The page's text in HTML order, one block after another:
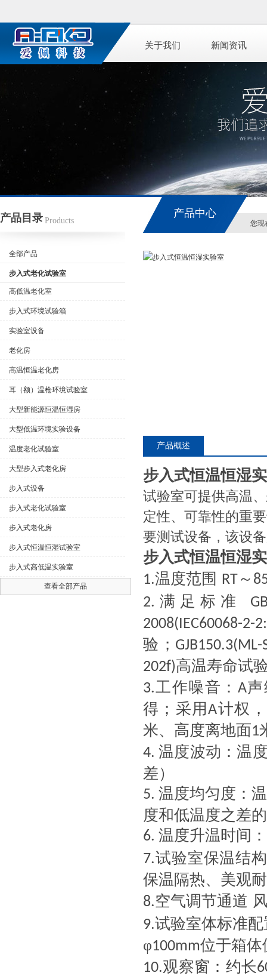
关于我们 新闻资讯
产品目录 Products
全部产品
步入式老化试验室
高低温老化室
步入式环境试验箱
实验室设备
老化房
高温恒温老化房
耳（额）温枪环境试验室
大型新能源恒温恒湿房
大型低温环境实验设备
温度老化试验室
大型步入式老化房
步入式设备
步入式老化试验室
步入式老化房
步入式恒温恒湿试验室
步入式高低温实验室
查看全部产品
产品中心
您现
产品概述
步入式恒温恒湿
试验室可提供高温
定性、可靠性的重
要测试设备，该设
步入式恒温恒湿
1.温度范围 RT～
2. 满足标准
2008(IEC60068-2-
验； GJB150.3(ML-
202f)高温寿命试
3.工作噪音： A声
得；采用A计权
米、高度离地面1
4.温度波动：温
差）
5. 温度均匀度：
度和低温度之差
6. 温度升温时间
7.试验室保温结
保温隔热、美观
8.空气调节通道
9.试验室体标准配
φ100mm位于箱体
10.观察窗：约长